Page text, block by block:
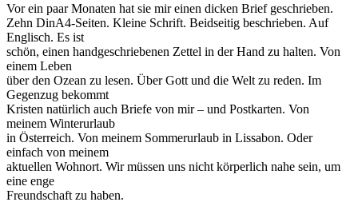
Vor ein paar Monaten hat sie mir einen dicken Brief geschrieben.
Zehn DinA4-Seiten. Kleine Schrift. Beidseitig beschrieben. Auf
Englisch. Es ist
schön, einen handgeschriebenen Zettel in der Hand zu halten. Von
einem Leben
über den Ozean zu lesen. Über Gott und die Welt zu reden. Im
Gegenzug bekommt
Kristen natürlich auch Briefe von mir – und Postkarten. Von
meinem Winterurlaub
in Österreich. Von meinem Sommerurlaub in Lissabon. Oder
einfach von meinem
aktuellen Wohnort. Wir müssen uns nicht körperlich nahe sein, um
eine enge
Freundschaft zu haben.